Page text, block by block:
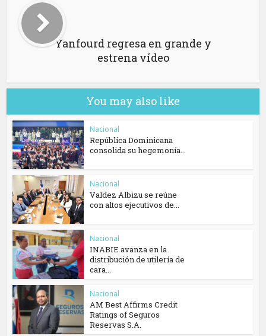
Yanfourd regresa en grande y
estrena vídeo
You may also like
Nacional
República Dominicana
consolida su hegemonía...
Nacional
Valdez Albizu se reúne
con altos ejecutivos de...
Nacional
INABIE avanza en la
distribución de utilería de
cara...
Nacional
AM Best Affirms Credit
Ratings of Seguros
Reservas S.A.